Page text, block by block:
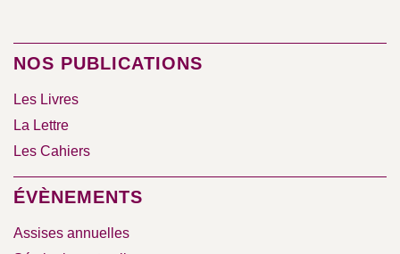
NOS PUBLICATIONS
Les Livres
La Lettre
Les Cahiers
ÉVÈNEMENTS
Assises annuelles